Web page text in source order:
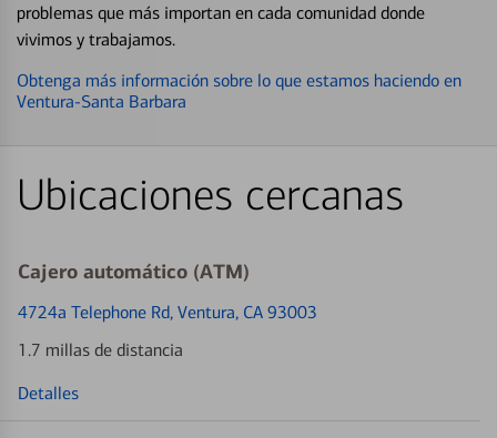
problemas que más importan en cada comunidad donde
vivimos y trabajamos.
Obtenga más información sobre lo que estamos haciendo en
Ventura-Santa Barbara
Ubicaciones cercanas
Cajero automático (ATM)
4724a Telephone Rd, Ventura, CA 93003
1.7 millas de distancia
Detalles